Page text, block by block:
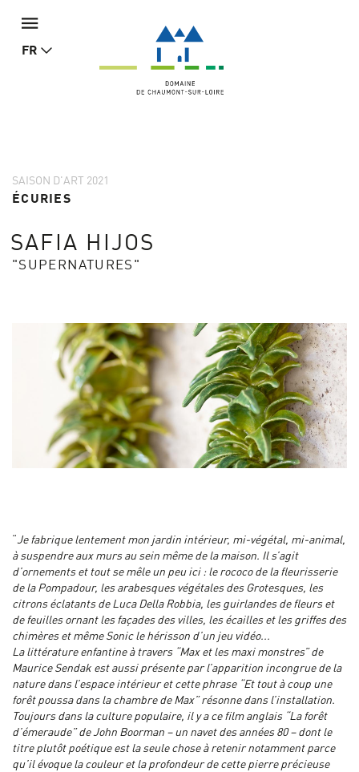
FR
SAISON D'ART 2021
ÉCURIES
SAFIA HIJOS
"SUPERNATURES"
Je fabrique lentement mon jardin intérieur, mi-végétal, mi-animal,
à suspendre aux murs au sein même de la maison. Il s’agit
d’ornements et tout se mêle un peu ici : le rococo de la fleurisserie
de la Pompadour, les arabesques végétales des Grotesques, les
citrons éclatants de Luca Della Robbia, les guirlandes de fleurs et
de feuilles ornant les façades des villes, les écailles et les griffes des
chimères et même Sonic le hérisson d’un jeu vidéo...
La littérature enfantine à travers “Max et les maxi monstres” de
Maurice Sendak est aussi présente par l’apparition incongrue de la
nature dans l’espace intérieur et cette phrase “Et tout à coup une
forêt poussa dans la chambre de Max” résonne dans l’installation.
Toujours dans la culture populaire, il y a ce film anglais “La forêt
d’émeraude” de John Boorman – un navet des années 80 – dont le
titre plutôt poétique est la seule chose à retenir notamment parce
qu’il évoque la couleur et la profondeur de cette pierre précieuse